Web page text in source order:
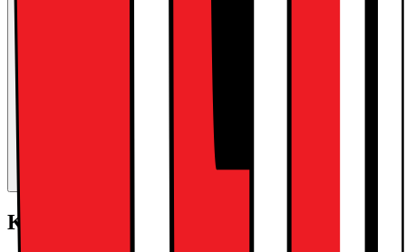
Kort om produkten